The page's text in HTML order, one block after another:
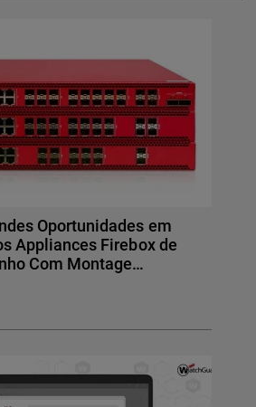
Oportunidades em
Appliances Firebox de
Com Montage…